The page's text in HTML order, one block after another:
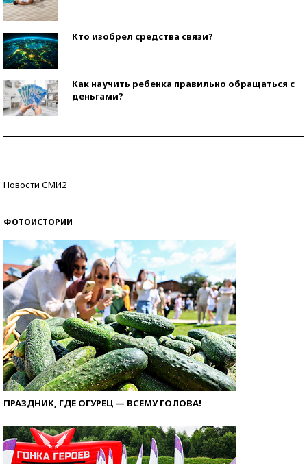
Кто изобрел средства связи?
Как научить ребенка правильно обращаться с
деньгами?
Новости СМИ2
ФОТОИСТОРИИ
ПРАЗДНИК, ГДЕ ОГУРЕЦ — ВСЕМУ ГОЛОВА!